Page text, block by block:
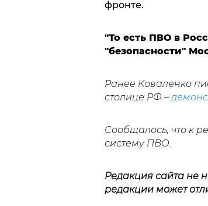
фронте.
"То есть ПВО в
"безопасности"
Ранее Коваленко
столице РФ –
Сообщалось, что к
систему ПВО.
Редакция сайта не
редакции может